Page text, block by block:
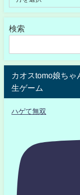
検索
カオスtomo娘ちゃ
生ゲーム
ハゲて無双